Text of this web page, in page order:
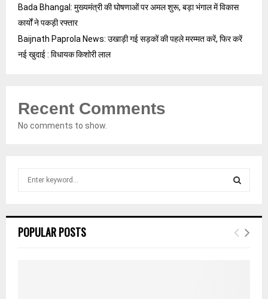
Bada Bhangal: मुख्यमंत्री की घोषणाओं पर अमल शुरू, बड़ा भंगाल में विकास
कार्यों ने पकड़ी रफ्तार
Baijnath Paprola News: उखाड़ी गई सड़कों की पहले मरम्मत करें, फिर करें
नई खुदाई : विधायक किशोरी लाल
Recent Comments
No comments to show.
h
E
POPULAR POSTS